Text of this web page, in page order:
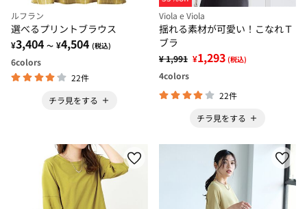
ルフラン
選べるプリントブラウス
¥3,404 ～ ¥4,504 (税込)
6colors
22件
チラ見をする
Viola e Viola
揺れる素材が可愛い！こなれＴ
ブラ
¥ 1,991 ¥1,293 (税込)
4colors
22件
チラ見をする